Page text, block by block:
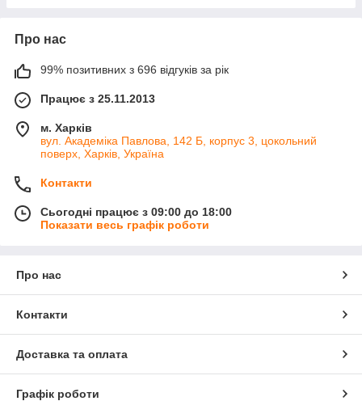
Про нас
99% позитивних з 696 відгуків за рік
Працює з 25.11.2013
м. Харків
вул. Академіка Павлова, 142 Б, корпус 3, цокольний
поверх, Харків, Україна
Контакти
Сьогодні працює з 09:00 до 18:00
Показати весь графік роботи
Про нас
Контакти
Доставка та оплата
Графік роботи